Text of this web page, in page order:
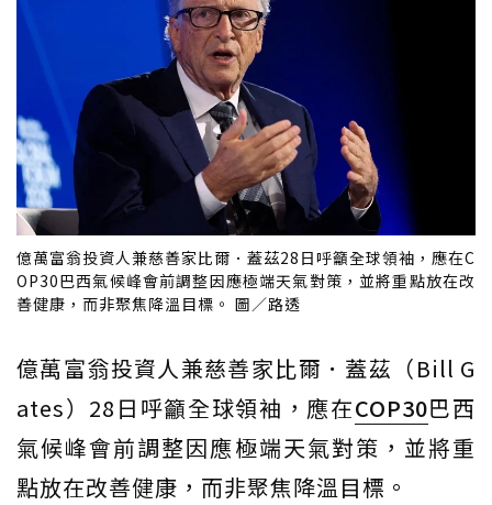
億萬富翁投資人兼慈善家比爾．蓋茲28日呼籲全球領袖，應在C
OP30巴西氣候峰會前調整因應極端天氣對策，並將重點放在改
善健康，而非聚焦降溫目標。 圖／路透
億萬富翁投資人兼慈善家比爾．蓋茲（Bill G
ates）28日呼籲全球領袖，應在COP30巴西
氣候峰會前調整因應極端天氣對策，並將重
點放在改善健康，而非聚焦降溫目標。